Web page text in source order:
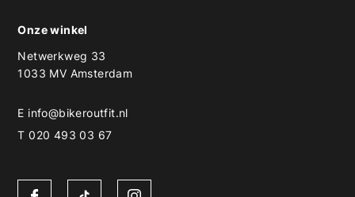
Onze winkel
Netwerkweg 33
1033 MV Amsterdam
E info@bikeroutfit.nl
T 020 493 03 67